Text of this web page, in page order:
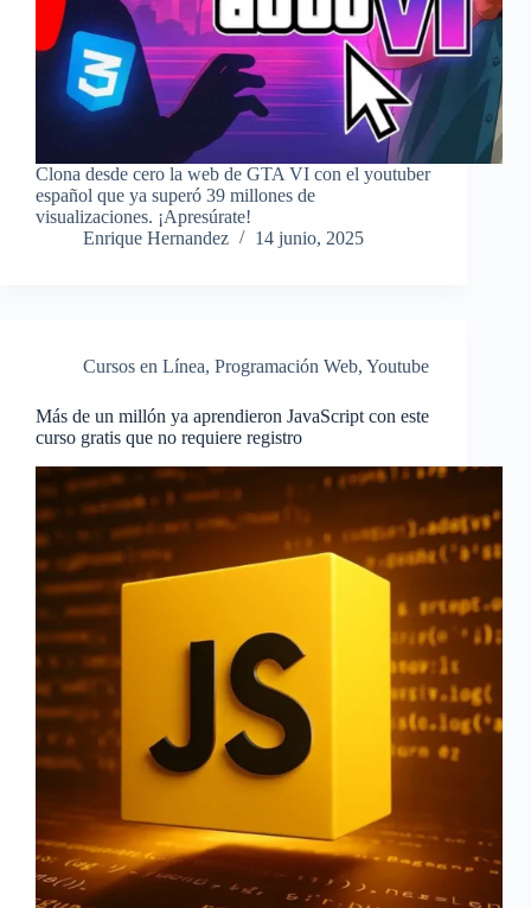
Clona desde cero la web de GTA VI con el youtuber
español que ya superó 39 millones de
visualizaciones. ¡Apresúrate!
Enrique Hernandez
14 junio, 2025
Cursos en Línea, Programación Web, Youtube
Más de un millón ya aprendieron JavaScript con este
curso gratis que no requiere registro